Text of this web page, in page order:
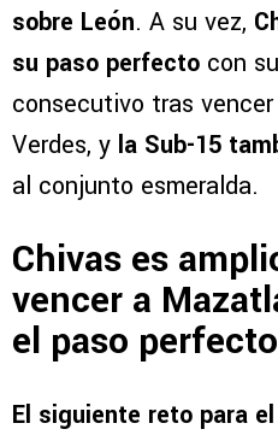
sobre León. A su vez,
su paso perfecto con
consecutivo tras
Verdes, y la Sub-15
al conjunto esmeralda.
Chivas es
vencer a
el paso perfecto
El siguiente reto para